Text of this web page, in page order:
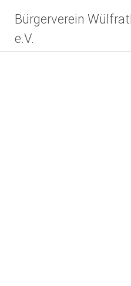
Bürgerverein
e.V.